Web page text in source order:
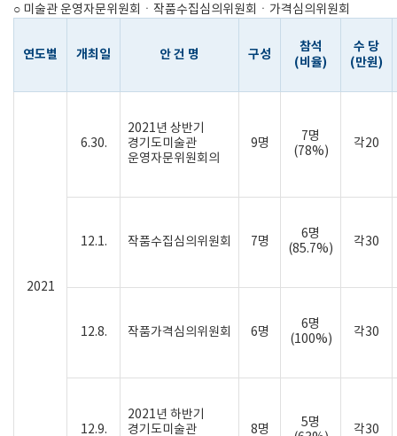
○ 미술관 운영자문위원회ㆍ작품수집심의위원회ㆍ가격심의위원회
연도별 개최일 안 건 명 구성
참석
(비율)
수 당
(만원)
2021
6.30.
2021년 상반기
경기도미술관
운영자문위원회의
9명
7명
(78%)
각20
12.1. 작품수집심의위원회 7명
6명
(85.7%)
각30
12.8. 작품가격심의위원회 6명
6명
(100%)
각30
12.9.
2021년 하반기
경기도미술관
8명
5명
각30